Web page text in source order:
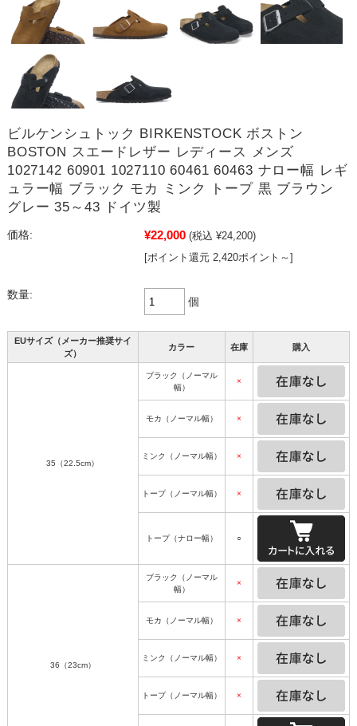
ビルケンシュトック BIRKENSTOCK ボストン
BOSTON スエードレザー レディース メンズ
1027142 60901 1027110 60461 60463 ナロー幅 レギ
ュラー幅 ブラック モカ ミンク トープ 黒 ブラウン
グレー 35～43 ドイツ製
価格: ¥22,000 (税込 ¥24,200)
[ポイント還元 2,420ポイント～]
数量:
個
EUサイズ（メーカー推奨サイ
ズ）
カラー 在庫 購入
35（22.5cm）
ブラック（ノーマル
幅）
×
モカ（ノーマル幅） ×
ミンク（ノーマル幅） ×
トープ（ノーマル幅） ×
トープ（ナロー幅） ○
36（23cm）
ブラック（ノーマル
幅）
×
モカ（ノーマル幅） ×
ミンク（ノーマル幅） ×
トープ（ノーマル幅） ×